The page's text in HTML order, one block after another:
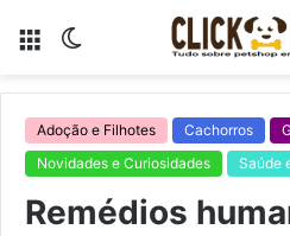
Menu
Adoção e Filhotes Cachorros
Novidades e Curiosidades
Saúde
Remédios